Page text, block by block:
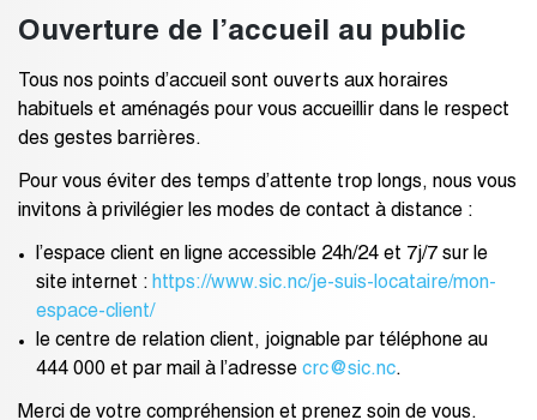
Ouverture de l’accueil au public
Tous nos points d’accueil sont ouverts aux horaires
habituels et aménagés pour vous accueillir dans le respect
des gestes barrières.
Pour vous éviter des temps d’attente trop longs, nous vous
invitons à privilégier les modes de contact à distance :
l’espace client en ligne accessible 24h/24 et 7j/7 sur le
site internet : https://www.sic.nc/je-suis-locataire/mon-
espace-client/
le centre de relation client, joignable par téléphone au
444 000 et par mail à l’adresse crc@sic.nc.
Merci de votre compréhension et prenez soin de vous.